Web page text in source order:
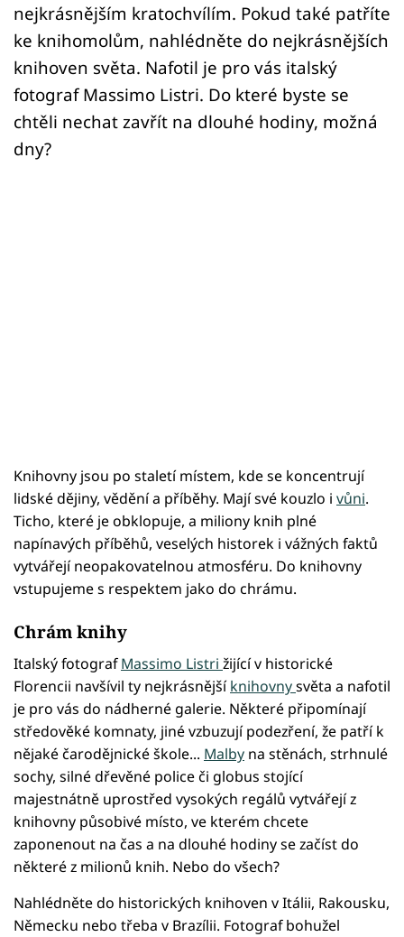
nejkrásnějším kratochvílím. Pokud také patříte
ke knihomolům, nahlédněte do nejkrásnějších
knihoven světa. Nafotil je pro vás italský
fotograf Massimo Listri. Do které byste se
chtěli nechat zavřít na dlouhé hodiny, možná
dny?
Knihovny jsou po staletí místem, kde se koncentrují
lidské dějiny, vědění a příběhy. Mají své kouzlo i vůni.
Ticho, které je obklopuje, a miliony knih plné
napínavých příběhů, veselých historek i vážných faktů
vytvářejí neopakovatelnou atmosféru. Do knihovny
vstupujeme s respektem jako do chrámu.
Chrám knihy
Italský fotografMassimo Listri žijící v historické
Florencii navšívil ty nejkrásnějšíknihovnysvěta a nafotil
je pro vás do nádherné galerie. Některé připomínají
středověké komnaty, jiné vzbuzují podezření, že patří k
nějaké čarodějnické škole... Malby na stěnách, strhnulé
sochy, silné dřevěné police či globus stojící
majestnátně uprostřed vysokých regálů vytvářejí z
knihovny působivé místo, ve kterém chcete
zaponenout na čas a na dlouhé hodiny se začíst do
některé z milionů knih. Nebo do všech?
Nahlédněte do historických knihoven v Itálii, Rakousku,
Německu nebo třeba v Brazílii. Fotograf bohužel